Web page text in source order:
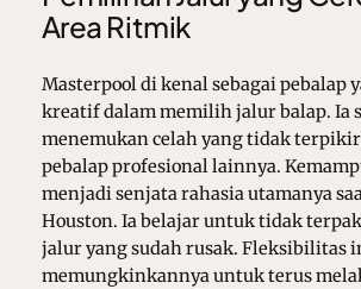
Area Ritmik
Masterpool di kenal sebagai pebalap
kreatif dalam memilih jalur balap. Ia
menemukan celah yang tidak
pebalap profesional lainnya.
menjadi senjata rahasia utamanya
Houston. Ia belajar untuk tidak
jalur yang sudah rusak. Fleksibilitas
memungkinkannya untuk terus